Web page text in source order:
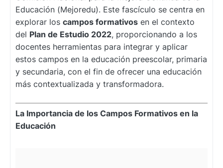
Educación (Mejoredu). Este fascículo se centra en
explorar los campos formativos en el contexto
del Plan de Estudio 2022, proporcionando a los
docentes herramientas para integrar y aplicar
estos campos en la educación preescolar, primaria
y secundaria, con el fin de ofrecer una educación
más contextualizada y transformadora.
La Importancia de los Campos Formativos en la
Educación